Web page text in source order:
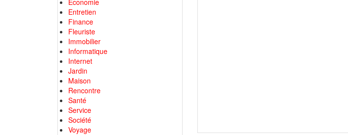
Economie
Entretien
Finance
Fleuriste
Immobilier
Informatique
Internet
Jardin
Maison
Rencontre
Santé
Service
Société
Voyage